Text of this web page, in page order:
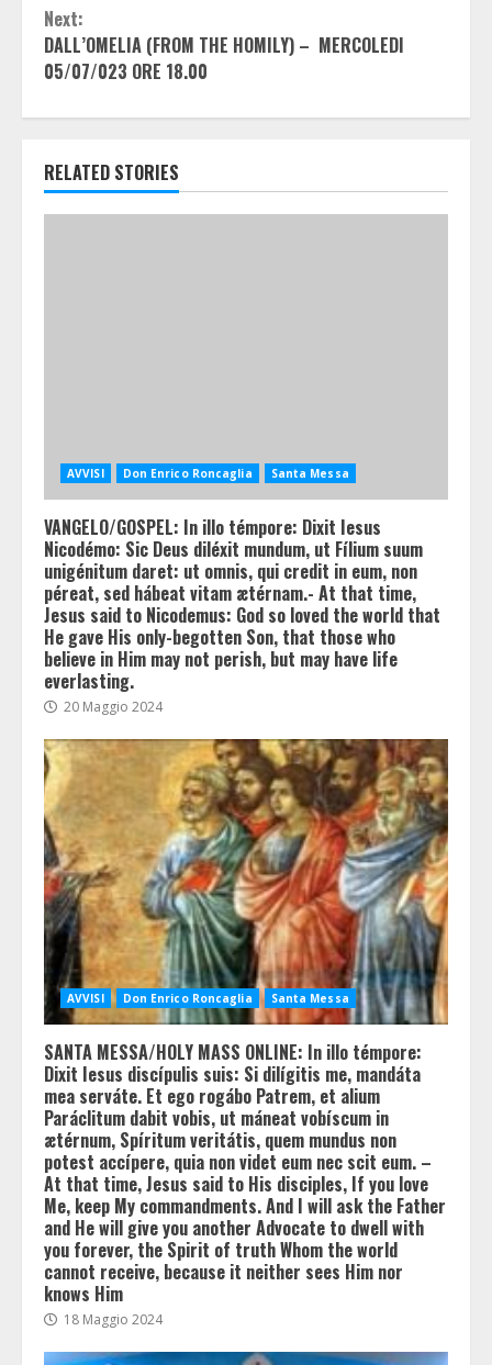
Next:
DALL’OMELIA (FROM THE HOMILY) – MERCOLEDI
05/07/023 ORE 18.00
RELATED STORIES
AVVISI Don Enrico Roncaglia Santa Messa
VANGELO/GOSPEL: In illo témpore: Dixit Iesus
Nicodémo: Sic Deus diléxit mundum, ut Fílium suum
unigénitum daret: ut omnis, qui credit in eum, non
péreat, sed hábeat vitam ætérnam.- At that time,
Jesus said to Nicodemus: God so loved the world that
He gave His only-begotten Son, that those who
believe in Him may not perish, but may have life
everlasting.
20 Maggio 2024
AVVISI Don Enrico Roncaglia Santa Messa
SANTA MESSA/HOLY MASS ONLINE: In illo témpore:
Dixit Iesus discípulis suis: Si dilígitis me, mandáta
mea serváte. Et ego rogábo Patrem, et alium
Paráclitum dabit vobis, ut máneat vobíscum in
ætérnum, Spíritum veritátis, quem mundus non
potest accípere, quia non videt eum nec scit eum. –
At that time, Jesus said to His disciples, If you love
Me, keep My commandments. And I will ask the Father
and He will give you another Advocate to dwell with
you forever, the Spirit of truth Whom the world
cannot receive, because it neither sees Him nor
knows Him
18 Maggio 2024